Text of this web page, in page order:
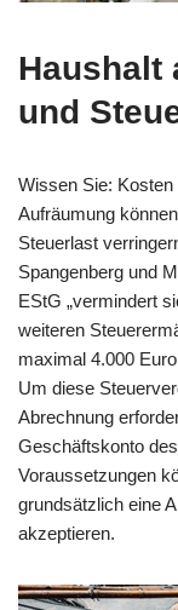
Haushalt
und
Wissen Sie:
Aufräumung
Steuerlast
Spangenberg und
EStG „vermindert
weiteren
maximal 4.000
Um diese
Abrechnung
Geschäftskonto
Voraussetzungen
grundsätzlich eine
akzeptieren.